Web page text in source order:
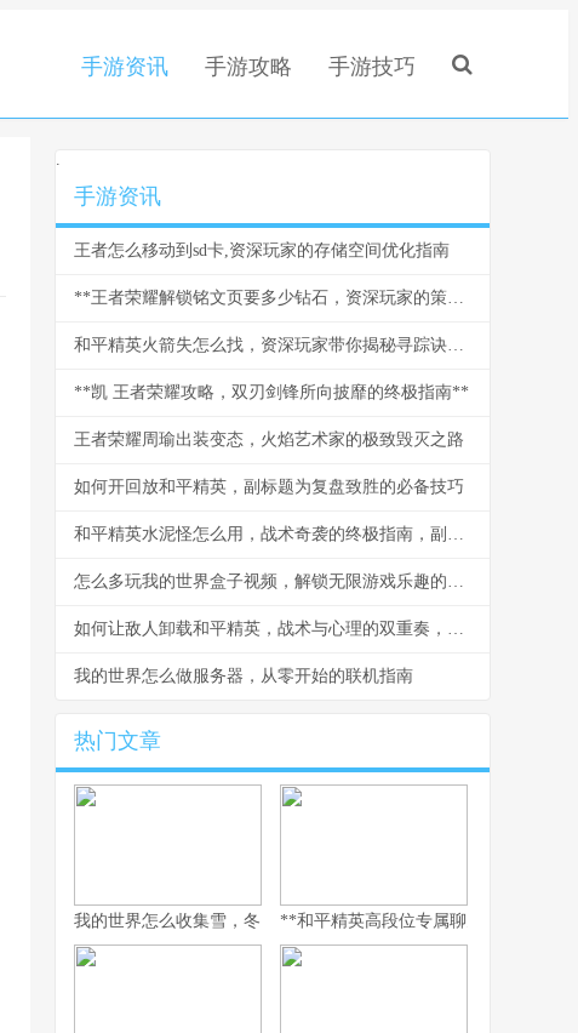
手游资讯 手游攻略 手游技巧
.
手游资讯
王者怎么移动到sd卡,资深玩家的存储空间优化指南
**王者荣耀解锁铭文页要多少钻石，资深玩家的策略与情怀**
和平精英火箭失怎么找，资深玩家带你揭秘寻踪诀窍副标题
**凯 王者荣耀攻略，双刃剑锋所向披靡的终极指南**
王者荣耀周瑜出装变态，火焰艺术家的极致毁灭之路
如何开回放和平精英，副标题为复盘致胜的必备技巧
和平精英水泥怪怎么用，战术奇袭的终极指南，副标题，水泥丛林中的隐形杀手
怎么多玩我的世界盒子视频，解锁无限游戏乐趣的钥匙
如何让敌人卸载和平精英，战术与心理的双重奏，副标题，一场没有硝烟的战争
我的世界怎么做服务器，从零开始的联机指南
热门文章
我的世界怎么收集雪，冬日生存的艺术**和平精英高段位专属聊天：无声战场